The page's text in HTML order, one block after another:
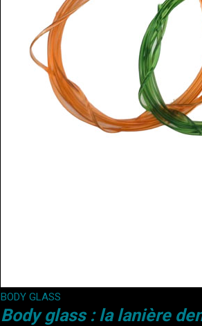
BODY GLASS
Body glass : la lanière